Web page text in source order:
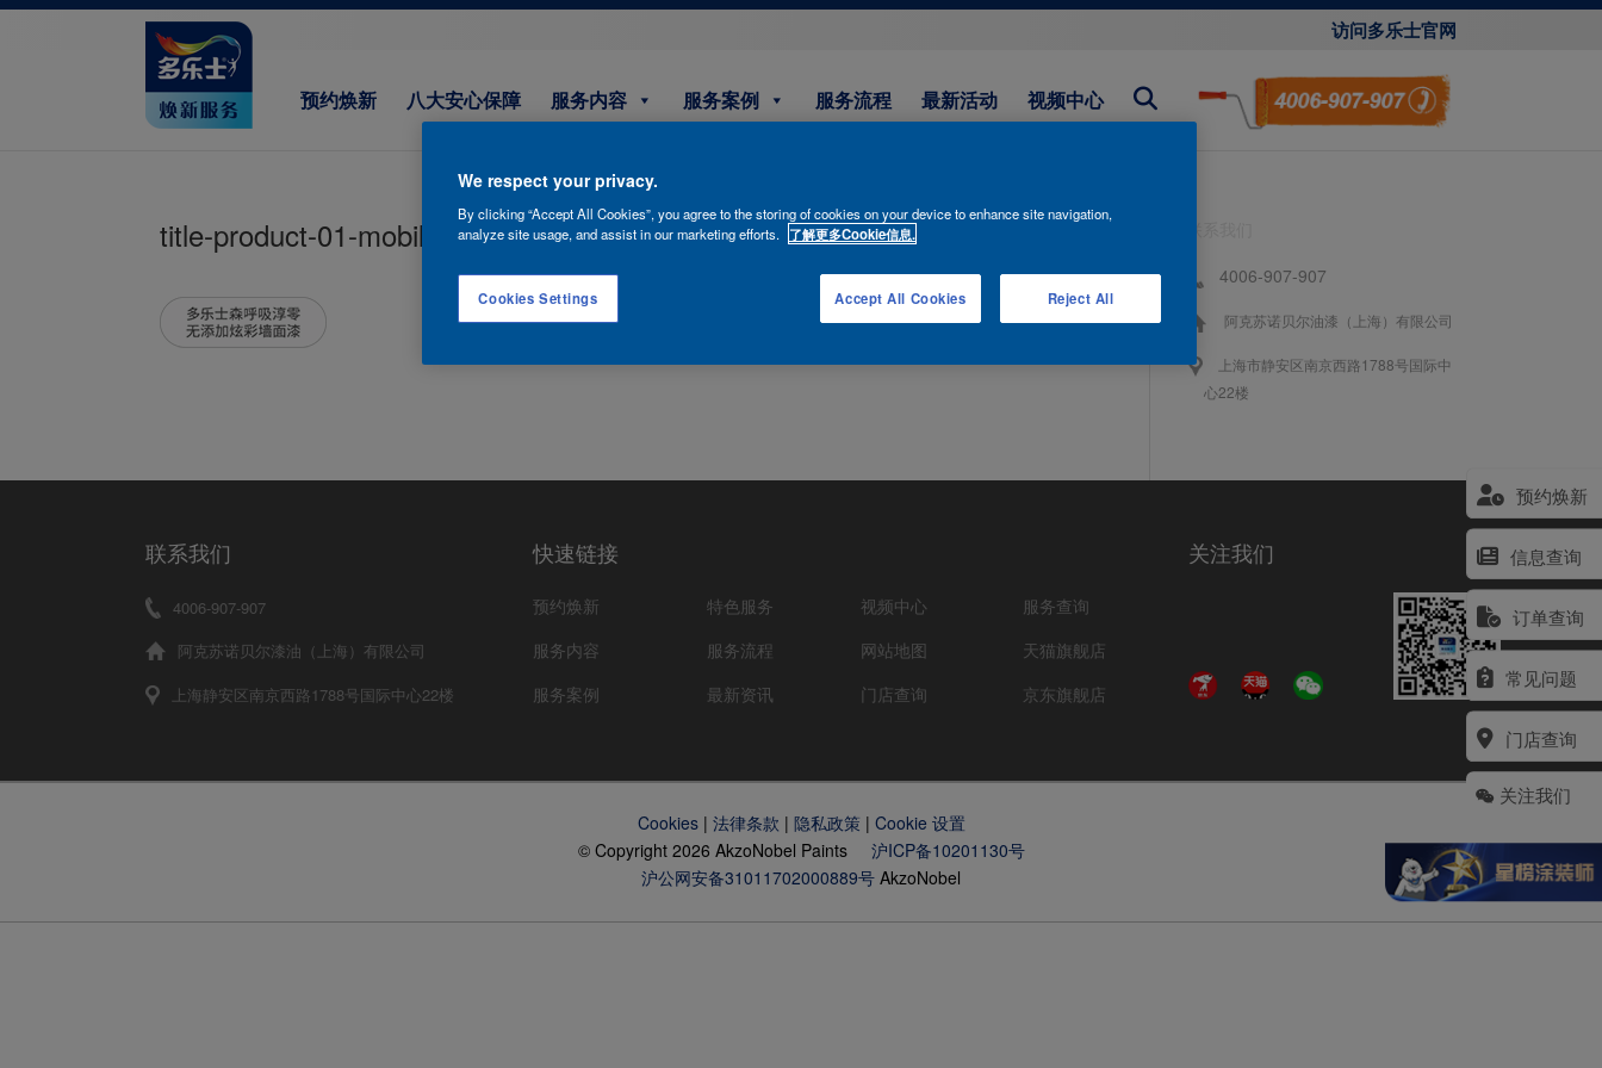
访问多乐士官网
预约焕新 八大安心保障 服务内容 服务案例 服务流程 最新活动 视频中心
预约焕新
信息查询
订单查询
常见问题
门店查询
关注我们
title-product-01-mobile
4006-907-907
阿克苏诺贝尔油漆（上海）有限公司
上海市静安区南京西路1788号国际中
心22楼
联系我们
4006-907-907
阿克苏诺贝尔漆油（上海）有限公司
上海静安区南京西路1788号国际中心22楼
快速链接
预约焕新
特色服务
服务内容
服务流程
服务案例
最新资讯
视频中心
服务查询
网站地图
天猫旗舰店
门店查询
京东旗舰店
关注我们
Cookies| 法律条款 | 隐私政策 | Cookie 设置
© Copyright 2026 AkzoNobel Paints 沪ICP备10201130号
沪公网安备31011702000889号 AkzoNobel
We respect your privacy.
By clicking “Accept All Cookies”, you agree to the storing of cookies on your device to enhance site navigation,
analyze site usage, and assist in our marketing efforts. 了解更多Cookie信息.
Cookies Settings Reject All
Accept All Cookies